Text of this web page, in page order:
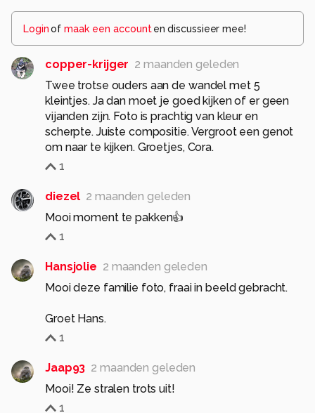
Loginof maak een account en discussieer mee!
copper-krijger 2 maanden geleden
Twee trotse ouders aan de wandel met 5
kleintjes. Ja dan moet je goed kijken of er geen
vijanden zijn. Foto is prachtig van kleur en
scherpte. Juiste compositie. Vergroot een genot
om naar te kijken. Groetjes, Cora.
1
diezel 2 maanden geleden
Mooi moment te pakken👍
1
Hansjolie 2 maanden geleden
Mooi deze familie foto, fraai in beeld gebracht.
Groet Hans.
1
Jaap93 2 maanden geleden
Mooi! Ze stralen trots uit!
1